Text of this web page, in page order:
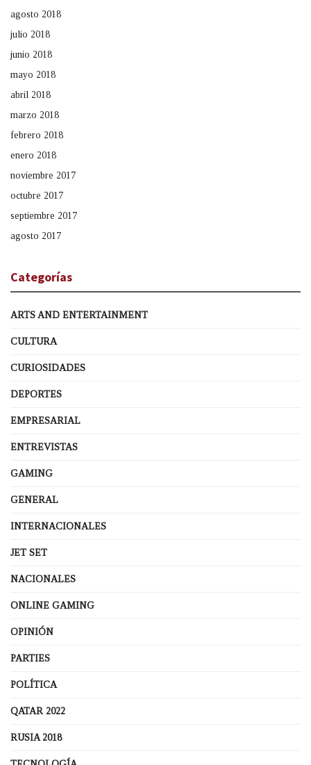
agosto 2018
julio 2018
junio 2018
mayo 2018
abril 2018
marzo 2018
febrero 2018
enero 2018
noviembre 2017
octubre 2017
septiembre 2017
agosto 2017
Categorías
ARTS AND ENTERTAINMENT
CULTURA
CURIOSIDADES
DEPORTES
EMPRESARIAL
ENTREVISTAS
GAMING
GENERAL
INTERNACIONALES
JET SET
NACIONALES
ONLINE GAMING
OPINIÓN
PARTIES
POLÍTICA
QATAR 2022
RUSIA 2018